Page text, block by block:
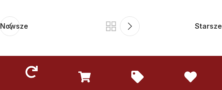
Nowsze Starsze